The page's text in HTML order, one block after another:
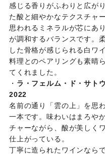
感じる香りがふわりと広が
た酸と細やかなテクスチャ
思われるミネラルが芯にあ
が調和するバランスです。
した骨格が感じられる白ワイ
料理とのペアリングも素晴
てくれました。
・ ラ・フェルム・ド・サト
2022
名前の通り「雲の上」を思
一本です。味わいはまろや
チャーながら、酸が美しく
仕上がっている。
丁寧に造られたワインなら